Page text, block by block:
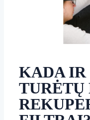
KADA